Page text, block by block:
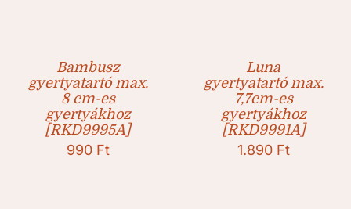
Bambusz
gyertyatartó max.
8 cm-es
gyertyákhoz
[RKD9995A]
990 Ft
Luna
gyertyatartó max.
7,7cm-es
gyertyákhoz
[RKD9991A]
1.890 Ft